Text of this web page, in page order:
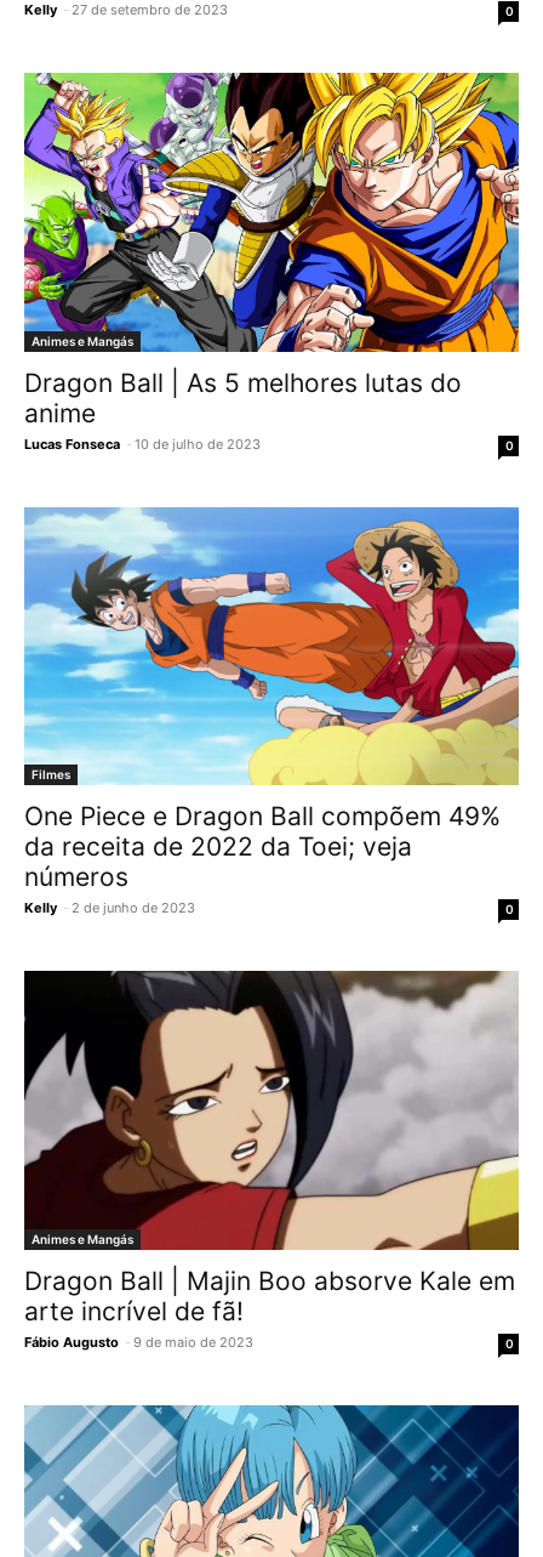
Kelly - 27 de setembro de 2023 0
Animes e Mangás
Dragon Ball | As 5 melhores lutas do
anime
Lucas Fonseca - 10 de julho de 2023 0
Filmes
One Piece e Dragon Ball compõem 49%
da receita de 2022 da Toei; veja
números
Kelly - 2 de junho de 2023 0
Animes e Mangás
Dragon Ball | Majin Boo absorve Kale em
arte incrível de fã!
Fábio Augusto - 9 de maio de 2023 0